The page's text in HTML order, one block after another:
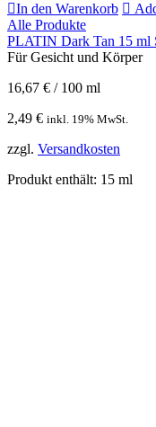
In den Warenkorb
Alle Produkte
PLATIN Dark Tan 15 ml
Für Gesicht und Körper
16,67 € / 100 ml
2,49 € inkl. 19% MwSt.
zzgl. Versandkosten
Produkt enthält: 15 ml